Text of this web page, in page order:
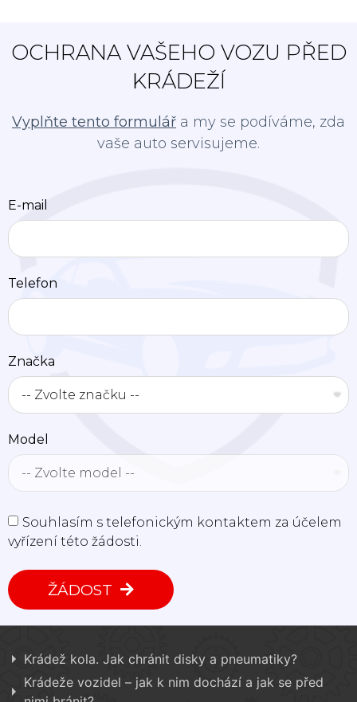
OCHRANA VAŠEHO VOZU PŘED
KRÁDEŽÍ
Vyplňte tento formulář a my se podíváme, zda
vaše auto servisujeme.
E-mail
Telefon
Značka
Model
Souhlasím s telefonickým kontaktem za účelem
vyřízení této žádosti.
ŽÁDOST
Krádež kola. Jak chránit disky a pneumatiky?
Krádeže vozidel – jak k nim dochází a jak se před